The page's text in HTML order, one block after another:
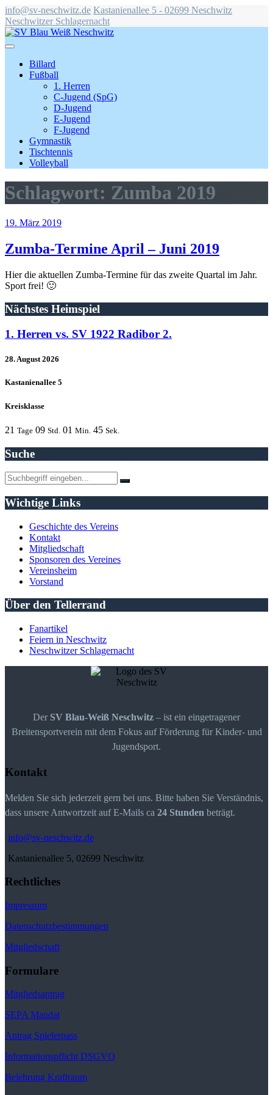
info@sv-neschwitz.de Kastanienallee 5 - 02699 Neschwitz
Neschwitzer Schlagernacht
Billard
Fußball
1. Herren
C-Jugend (SpG)
D-Jugend
E-Jugend
F-Jugend
Gymnastik
Tischtennis
Volleyball
Schlagwort: Zumba 2019
19. März 2019
Zumba-Termine April – Juni 2019
Hier die aktuellen Zumba-Termine für das zweite Quartal im Jahr.
Sport frei! 🙂
Nächstes Heimspiel
1. Herren vs. SV 1922 Radibor 2.
28. August 2026
Kastanienallee 5
Kreisklasse
21 Tage 09 Std. 01 Min. 45 Sek.
Suche
Wichtige Links
Geschichte des Vereins
Kontakt
Mitgliedschaft
Sponsoren des Vereines
Vereinsheim
Vorstand
Über den Tellerrand
Fanartikel
Feiern in Neschwitz
Neschwitzer Schlagernacht
Der SV Blau-Weiß Neschwitz – ist ein eingetragener
Breitensportverein mit dem Fokus auf Förderung für Kinder- und
Jugendsport.
Kontakt
Melden Sie sich jederzeit gern bei uns. Bitte haben Sie Verständnis,
dass unsere Antwortzeit auf E-Mails ca 24 Stunden beträgt.
info@sv-neschwitz.de
Kastanienallee 5, 02699 Neschwitz
Rechtliches
Impressum
Datenschutzbestimmungen
Mitgliedschaft
Formulare
Mitgliedsantrag
SEPA Mandat
Antrag Spielerpass
Informationspflicht DSGVO
Belehrung Kraftraum